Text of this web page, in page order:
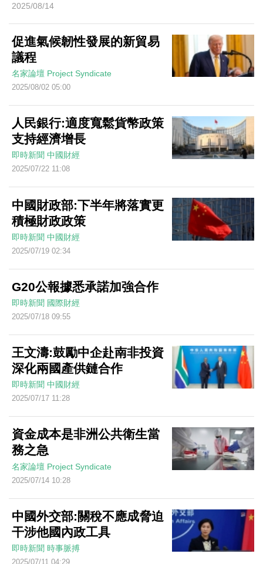
2025/08/14
促進氣候韌性發展的新貿易
議程
名家論壇 Project Syndicate
2025/08/02 05:00
人民銀行:適度寬鬆貨幣政策
支持經濟增長
即時新聞 中國財經
2025/07/22 11:08
中國財政部:下半年將落實更
積極財政政策
即時新聞 中國財經
2025/07/19 02:34
G20公報據悉承諾加強合作
即時新聞 國際財經
2025/07/18 09:55
王文濤:鼓勵中企赴南非投資
深化兩國產供鏈合作
即時新聞 中國財經
2025/07/17 11:28
資金成本是非洲公共衛生當
務之急
名家論壇 Project Syndicate
2025/07/14 10:28
中國外交部:關稅不應成脅迫
干涉他國內政工具
即時新聞 時事脈搏
2025/07/11 04:29